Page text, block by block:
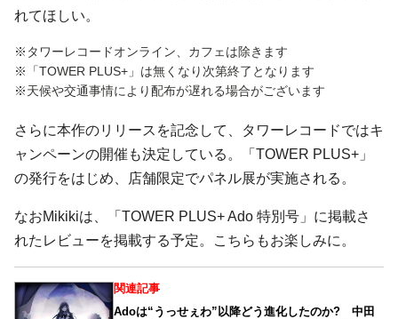
れてほしい。
※タワーレコードオンライン、カフェは除きます
※「TOWER PLUS+」は無くなり次第終了となります
※天候や交通事情により配布が遅れる場合がございます
さらに本作のリリースを記念して、タワーレコードではキ
ャンペーンの開催も決定している。「TOWER PLUS+」
の発行をはじめ、店舗限定でパネル展が実施される。
なおMikikiは、「TOWER PLUS+ Ado 特別号」に掲載さ
れたレビューを掲載する予定。こちらもお楽しみに。
関連記事
Adoは“うっせぇわ”以降どう進化したのか? 中田